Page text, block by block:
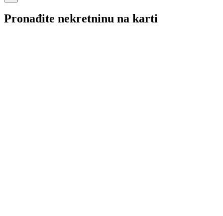
Pronađite nekretninu na karti